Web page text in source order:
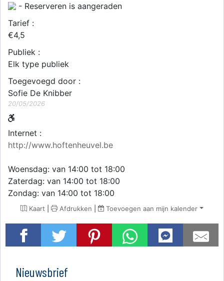
- Reserveren is aangeraden
Tarief :
€4,5
Publiek :
Elk type publiek
Toegevoegd door :
Sofie De Knibber
20/05/2026
Internet :
http://www.hoftenheuvel.be
Woensdag: van 14:00 tot 18:00
Zaterdag: van 14:00 tot 18:00
Zondag: van 14:00 tot 18:00
Kaart | Afdrukken | Toevoegen aan mijn kalender
Nieuwsbrief